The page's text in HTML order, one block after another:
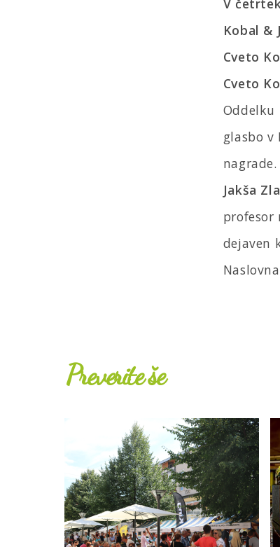
V
Kobal &
Cveto
Cveto
Oddelku
glasbo
nagrade.
Jakša
dejaven
Preverite še